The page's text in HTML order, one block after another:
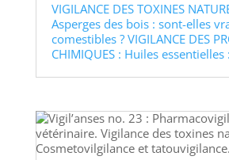
VIGILANCE DES TOXINES
Asperges des bois : sont-elles
comestibles ? VIGILANCE DES
CHIMIQUES : Huiles